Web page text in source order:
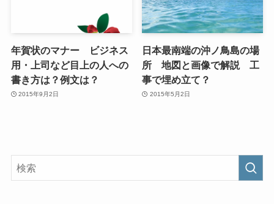
年賀状のマナー ビジネス
用・上司など目上の人への
書き方は？例文は？
2015年9月2日
日本最南端の沖ノ鳥島の場
所 地図と画像で解説 工
事で埋め立て？
2015年5月2日